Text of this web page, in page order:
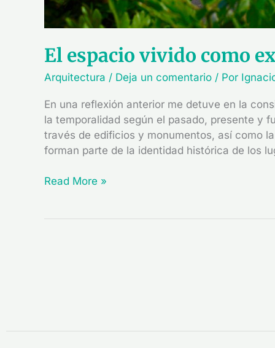
El espacio vivido como
Arquitectura / Deja un comentario / Por
En una reflexión anterior me detuve en la
la temporalidad según el pasado, presente y
través de edificios y monumentos, así como
forman parte de la identidad histórica de los
Read More »